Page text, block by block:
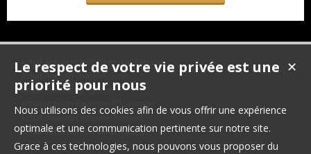
Achat appartement Clermont-Ferrand
Achat maison Châtel-Guyon
Achat maison Le Cendre
Achat maison Cournon-d'Auvergne
Achat appartement Châtel-Guyon
✕
Le respect de votre vie privée est une
priorité pour nous
Nous utilisons des cookies afin de vous offrir une expérience
optimale et une communication pertinente sur notre site.
Grace à ces technologies, nous pouvons vous proposer du